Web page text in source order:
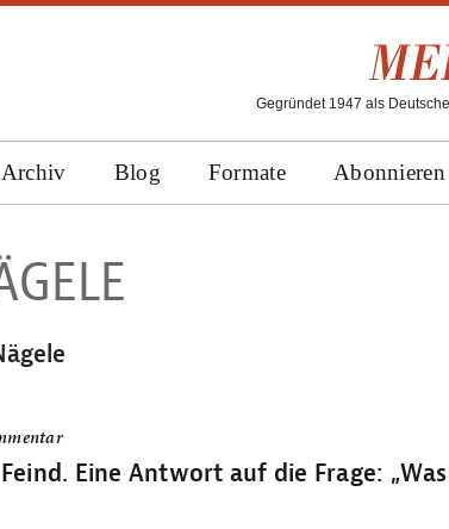
Gegründet 1947 als
Archiv Blog Formate
Eine Antwort auf die Frage: